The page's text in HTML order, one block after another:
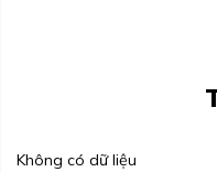
Không có dữ liệu